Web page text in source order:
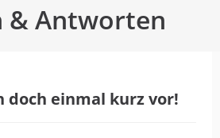
Nachwuchskongresses
unsere Auszubildenden
Elements GmbH &
– und dieser hat bei vielen
& Antworten
doch einmal kurz vor!